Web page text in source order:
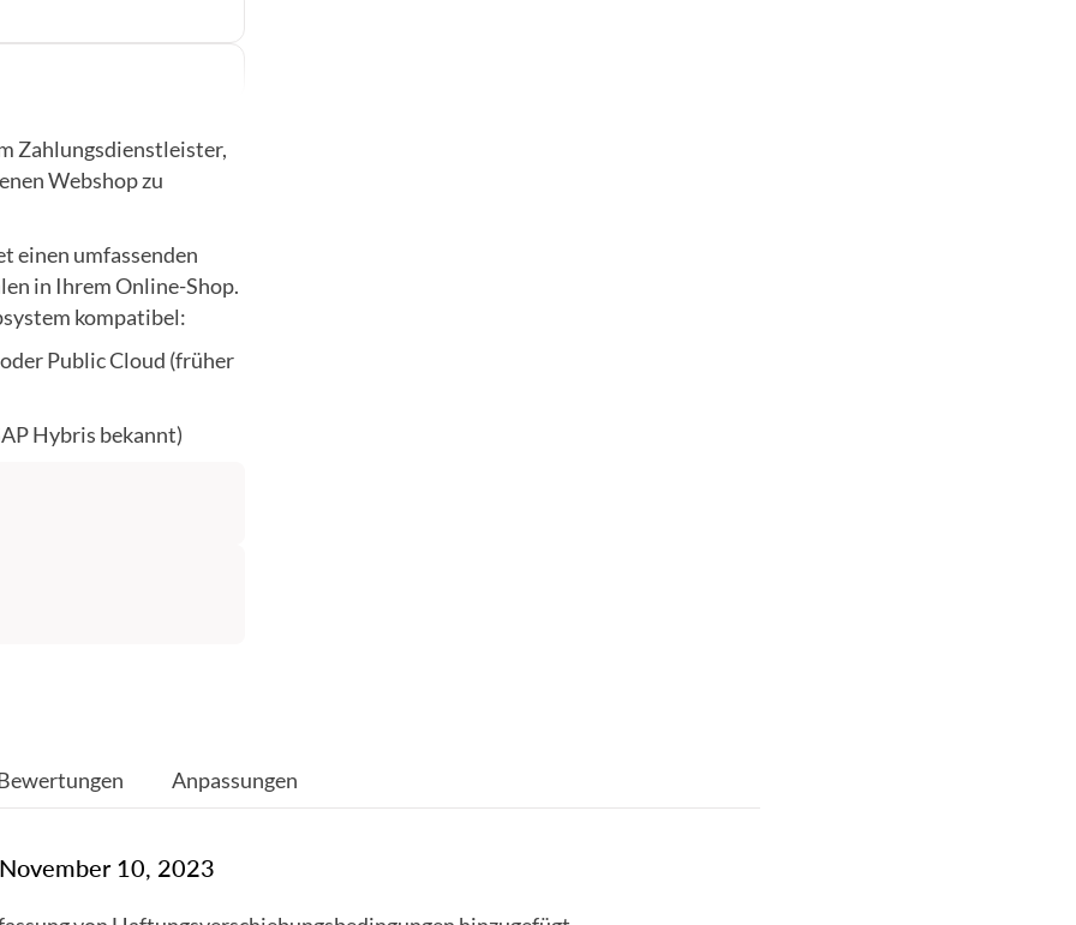
Zahlungsdienstleister,
Webshop zu
einen umfassenden
in Ihrem Online-Shop.
kompatibel:
Public Cloud (früher
Hybris bekannt)
10, 2023
Anpassungen